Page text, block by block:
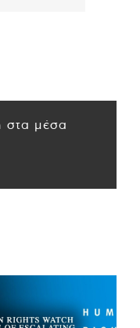
στα μέσα